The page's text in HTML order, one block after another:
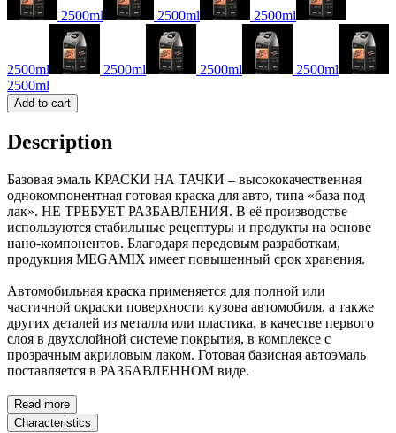
2500ml 2500ml 2500ml
2500ml 2500ml 2500ml
2500ml
2500ml
Add to cart
Description
Базовая эмаль КРАСКИ НА ТАЧКИ – высококачественная
однокомпонентная готовая краска для авто, типа «база под
лак». НЕ ТРЕБУЕТ РАЗБАВЛЕНИЯ. В её производстве
используются стабильные рецептуры и продукты на основе
нано-компонентов. Благодаря передовым разработкам,
продукция MEGAMIX имеет повышенный срок хранения.
Автомобильная краска применяется для полной или
частичной окраски поверхности кузова автомобиля, а также
других деталей из металла или пластика, в качестве первого
слоя в двухслойной системе покрытия, в комплексе с
прозрачным акриловым лаком. Готовая базисная автоэмаль
поставляется в РАЗБАВЛЕННОМ виде.
Read more
Characteristics